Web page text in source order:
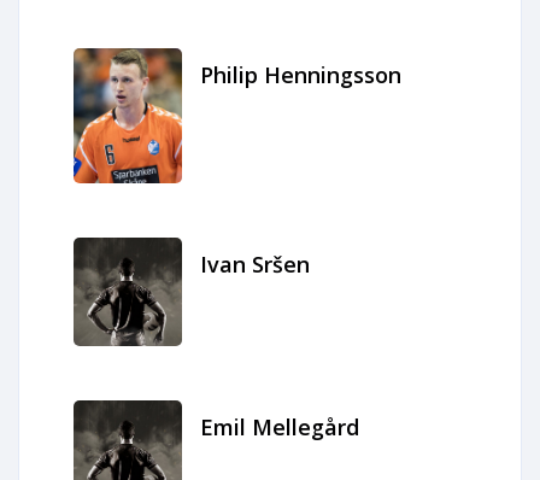
Philip Henningsson
Ivan Sršen
Emil Mellegård